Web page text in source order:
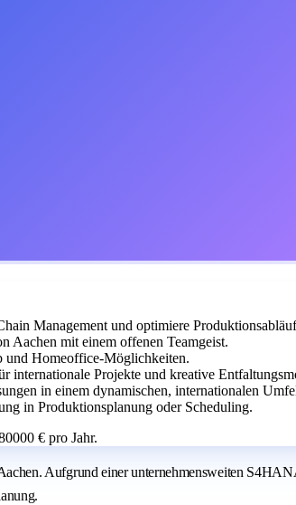
Management und optimiere
Aachen mit einem offenen Teamgeist.
und Homeoffice-Möglichkeiten.
internationale Projekte und kreative
in einem dynamischen, internationalen
in Produktionsplanung oder Scheduling.
€ pro Jahr.
Aufgrund einer unternehmensweiten